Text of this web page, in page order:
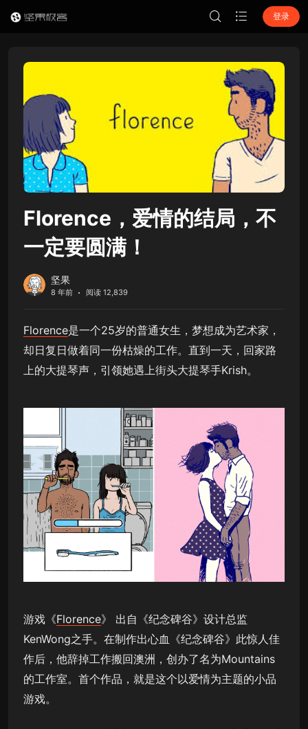
登录
Florence，爱情的结局，不
一定要圆满！
坚果
8 年前 阅读 12,839
Florence是一个25岁的普通女生，梦想成为艺术家，
却日复日做着同一份枯燥的工作。直到一天，回家路
上的大提琴声，引领她遇上街头大提琴手Krish。
游戏《Florence》 出自《纪念碑谷》设计总监
KenWong之手。在制作出心血《纪念碑谷》此惊人佳
作后，他辞掉工作搬回澳洲，创办了名为Mountains
的工作室。首个作品，就是这个以爱情为主题的小品
游戏。